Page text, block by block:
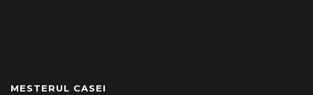
MESTERUL CASEI